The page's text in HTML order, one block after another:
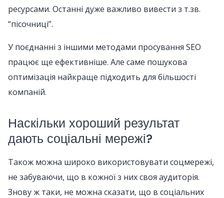
ресурсами. Останні дуже важливо вивести з т.зв.
“пісочниці”.
У поєднанні з іншими методами просування SEO
працює ще ефективніше. Але саме пошукова
оптимізація найкраще підходить для більшості
компаній.
Наскільки хороший результат
дають соціальні мережі?
Також можна широко використовувати соцмережі,
не забуваючи, що в кожної з них своя аудиторія.
Знову ж таки, не можна сказати, що в соціальних